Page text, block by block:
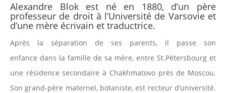
Alexandre Blok est né en 1880, d’un père
professeur de droit à l’Université de Varsovie et
d’une mère écrivain et traductrice.
Après la séparation de ses parents, il passe son
enfance dans la famille de sa mère, entre St.Pétersbourg et
une résidence secondaire à Chakhmatovo près de Moscou.
Son grand-père maternel, botaniste, est recteur d’université.